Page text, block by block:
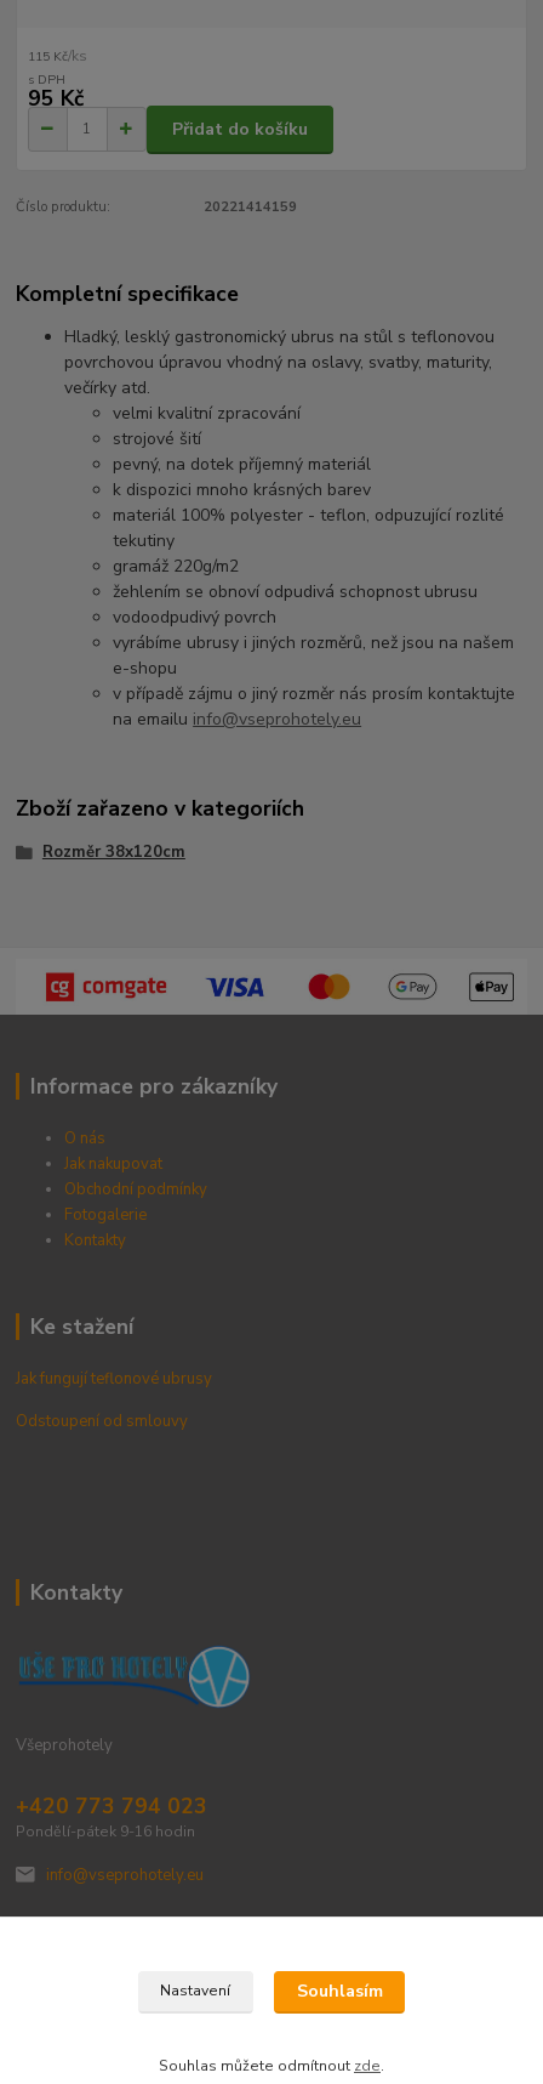
115 Kč/ks
95 Kč
Přidat do košíku
Číslo produktu: 20221414159
Kompletní specifikace
Hladký, lesklý gastronomický ubrus na stůl s teflonovou
povrchovou úpravou vhodný na oslavy, svatby, maturity,
večírky atd.
velmi kvalitní zpracování
strojové šití
pevný, na dotek příjemný materiál
k dispozici mnoho krásných barev
materiál 100% polyester - teflon, odpuzující rozlité
tekutiny
gramáž 220g/m2
žehlením se obnoví odpudivá schopnost ubrusu
vodoodpudivý povrch
vyrábíme ubrusy i jiných rozměrů, než jsou na našem
e-shopu
v případě zájmu o jiný rozměr nás prosím kontaktujte
na emailu info@vseprohotely.eu
Zboží zařazeno v kategoriích
Rozměr 38x120cm
Informace pro zákazníky
O nás
Jak nakupovat
Obchodní podmínky
Fotogalerie
Kontakty
Ke stažení
Jak fungují teflonové ubrusy
Odstoupení od smlouvy
Kontakty
Všeprohotely
+420 773 794 023
Pondělí-pátek 9-16 hodin
info@vseprohotely.eu
Upravit sběr cookies.
Nastavení Souhlasím
Souhlas můžete odmítnout zde.